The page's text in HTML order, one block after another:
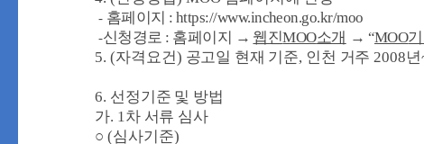
- 홈페이지 : https://www.incheon.go.kr/moo
-신청경로 : 홈페이지 → 웹진MOO소개 → “MOO
5. (자격요건) 공고일 현재 기준, 인천 거주 2008년
6. 선정기준 및 방법
가. 1차 서류 심사
○(심사기준)